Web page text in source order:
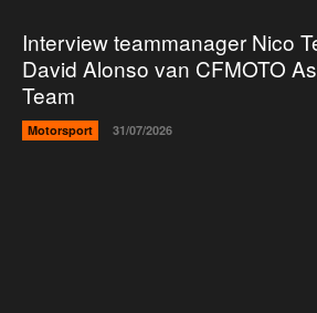
Interview teammanager Nico
David Alonso van CFMOTO
Team
Motorsport 31/07/2026